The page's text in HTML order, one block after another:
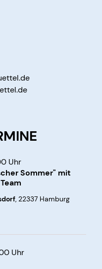
Uhr
Sommer" mit
, 22337 Hamburg
Uhr